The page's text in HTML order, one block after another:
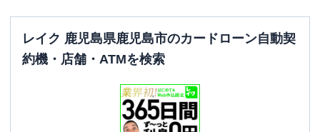
レイク 鹿児島県鹿児島市のカードローン自動契
約機・店舗・ATMを検索